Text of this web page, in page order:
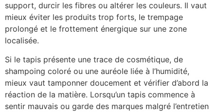
support, durcir les fibres ou altérer les couleurs. Il vaut
mieux éviter les produits trop forts, le trempage
prolongé et le frottement énergique sur une zone
localisée.
Si le tapis présente une trace de cosmétique, de
shampoing coloré ou une auréole liée à l’humidité,
mieux vaut tamponner doucement et vérifier d’abord la
réaction de la matière. Lorsqu’un tapis commence à
sentir mauvais ou garde des marques malgré l’entretien